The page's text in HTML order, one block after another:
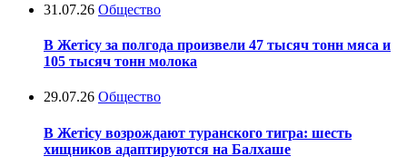
31.07.26 Общество
В Жетісу за полгода произвели 47 тысяч тонн мяса и
105 тысяч тонн молока
29.07.26 Общество
В Жетісу возрождают туранского тигра: шесть
хищников адаптируются на Балхаше